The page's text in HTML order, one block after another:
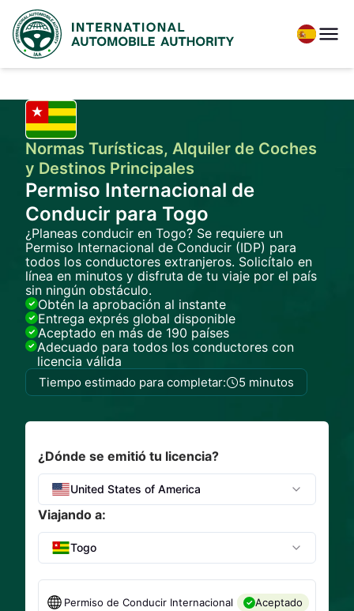
Normas Turísticas, Alquiler de Coches
y Destinos Principales
Permiso Internacional de
Conducir para Togo
¿Planeas conducir en Togo? Se requiere un
Permiso Internacional de Conducir (IDP) para
todos los conductores extranjeros. Solicítalo en
línea en minutos y disfruta de tu viaje por el país
sin ningún obstáculo.
Obtén la aprobación al instante
Entrega exprés global disponible
Aceptado en más de 190 países
Adecuado para todos los conductores con
licencia válida
Tiempo estimado para completar: 5 minutos
¿Dónde se emitió tu licencia?
United States of America
Viajando a:
Togo
Permiso de Conducir Internacional Aceptado